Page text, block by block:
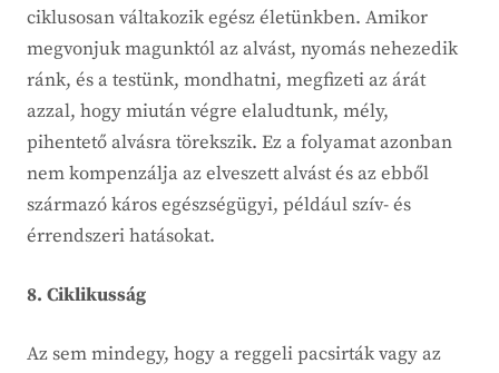
ciklusosan váltakozik egész életünkben. Amikor
megvonjuk magunktól az alvást, nyomás nehezedik
ránk, és a testünk, mondhatni, megfizeti az árát
azzal, hogy miután végre elaludtunk, mély,
pihentető alvásra törekszik. Ez a folyamat azonban
nem kompenzálja az elveszett alvást és az ebből
származó káros egészségügyi, például szív- és
érrendszeri hatásokat.
8. Ciklikusság
Az sem mindegy, hogy a reggeli pacsirták vagy az